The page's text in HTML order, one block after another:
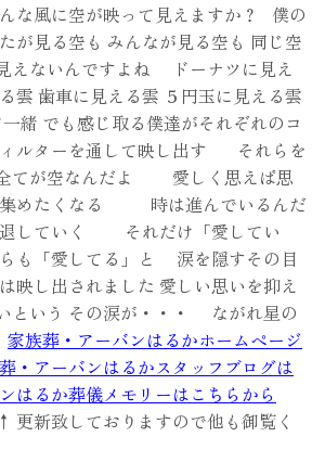
な風に空が映って見えますか？ 僕の
が見る空も みんなが見る空も 同じ空
えないんですよね ドーナツに見え
雲 歯車に見える雲 ５円玉に見える雲
緒 でも感じ取る僕達がそれぞれのコ
ィルターを通して映し出す それらを
てが空なんだよ 愛しく思えば思
集めたくなる 時は進んでいるんだ
退していく それだけ「愛してい
も「愛してる」と 涙を隠すその目
映し出されました 愛しい思いを抑え
という その涙が・・・ ながれ星の
家族葬・アーバンはるかホームページ
・アーバンはるかスタッフブログは
はるか葬儀メモリーはこちらから
致しておりますので他も御覧く